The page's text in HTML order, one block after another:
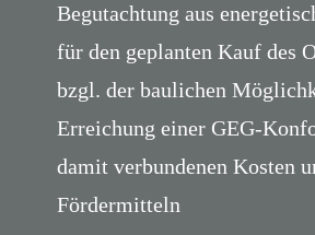
Begutachtung aus
für den geplanten Kauf des
bzgl. der baulichen
Erreichung einer GEG-
damit verbundenen Kosten
Fördermitteln